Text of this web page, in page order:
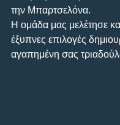
την Μπαρτσελόνα.
Η ομάδα μας μελέτησε
έξυπνες επιλογές
αγαπημένη σας